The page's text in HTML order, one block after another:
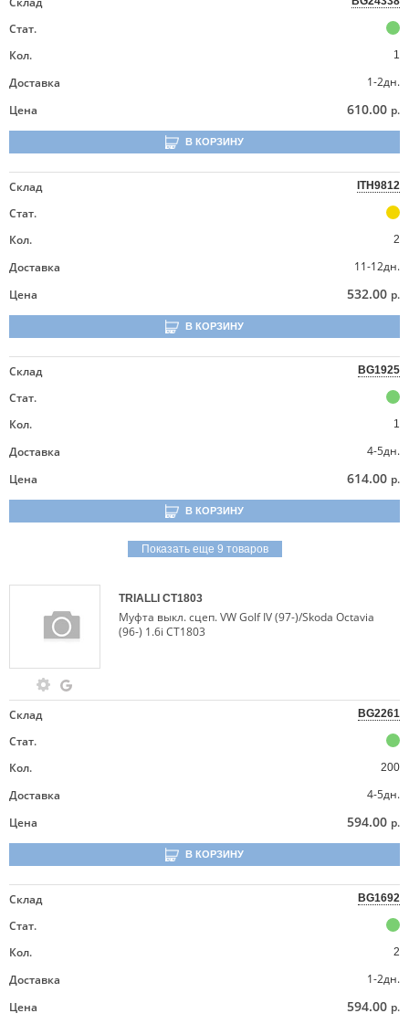
Стат.
Кол.
1
Доставка
1-2дн.
Цена
610.00 р.
В КОРЗИНУ
Склад ITH9812
Стат.
Кол.
2
Доставка
11-12дн.
Цена
532.00 р.
В КОРЗИНУ
Склад BG1925
Стат.
Кол.
1
Доставка
4-5дн.
Цена
614.00 р.
В КОРЗИНУ
Показать еще 9 товаров
TRIALLI CT1803
Муфта выкл. сцеп. VW Golf IV (97-)/Skoda Octavia
(96-) 1.6i CT1803
Склад BG2261
Стат.
Кол.
200
Доставка
4-5дн.
Цена
594.00 р.
В КОРЗИНУ
Склад BG1692
Стат.
Кол.
2
Доставка
1-2дн.
Цена
594.00 р.